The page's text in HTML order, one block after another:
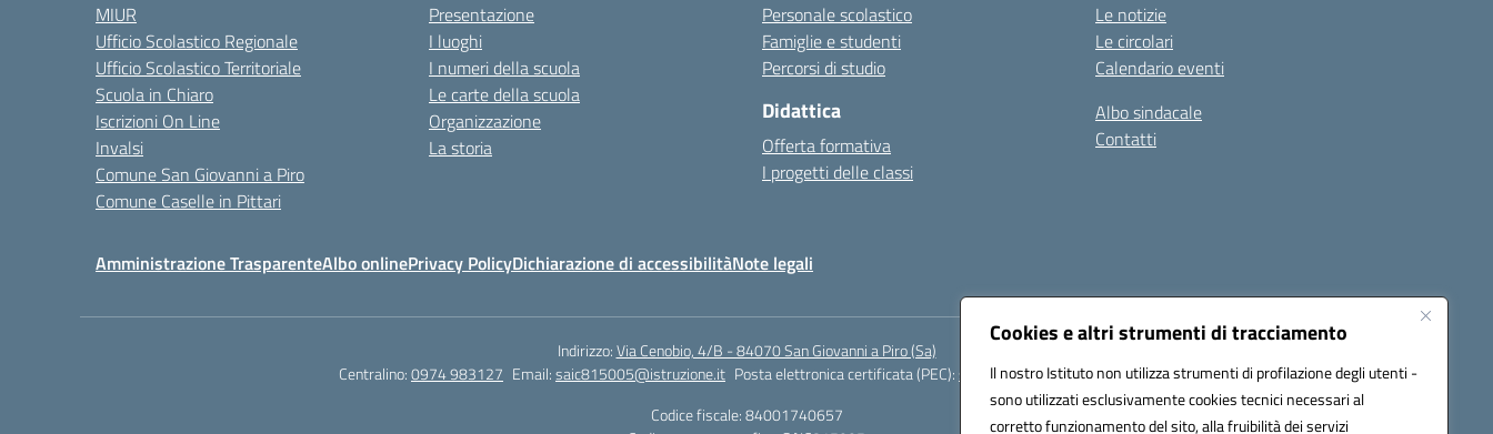
Cookies e altri strumenti di tracciamento
Il nostro Istituto non utilizza strumenti di profilazione degli utenti -
sono utilizzati esclusivamente cookies tecnici necessari al
corretto funzionamento del sito, alla fruibilità dei servizi
MIUR
Ufficio Scolastico Regionale
Ufficio Scolastico Territoriale
Scuola in Chiaro
Iscrizioni On Line
Invalsi
Comune San Giovanni a Piro
Comune Caselle in Pittari
Presentazione
I luoghi
I numeri della scuola
Le carte della scuola
Organizzazione
La storia
Personale scolastico
Famiglie e studenti
Percorsi di studio
Didattica
Offerta formativa
I progetti delle classi
Le notizie
Le circolari
Calendario eventi
Albo sindacale
Contatti
Amministrazione TrasparenteAlbo onlinePrivacy PolicyDichiarazione di accessibilitàNote legali
Indirizzo:Via Cenobio, 4/B - 84070 San Giovanni a Piro (Sa)
Centralino:0974 983127 Email:saic815005@istruzione.it Posta elettronica certificata (PEC):saic815005@pec.istruzione.it
Codice fiscale: 84001740657